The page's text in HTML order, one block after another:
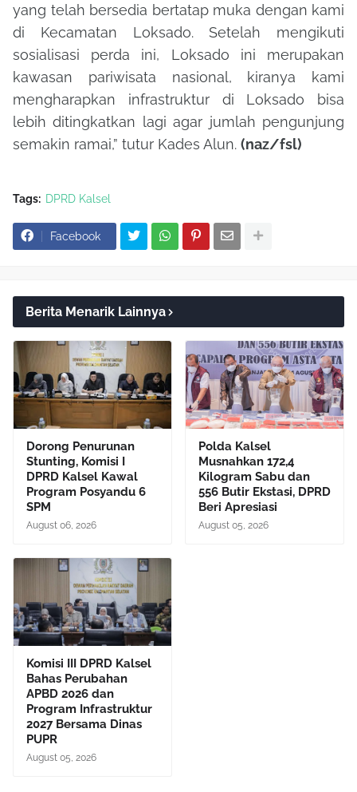
yang telah bersedia bertatap muka dengan kami
di Kecamatan Loksado. Setelah mengikuti
sosialisasi perda ini, Loksado ini merupakan
kawasan pariwisata nasional, kiranya kami
mengharapkan infrastruktur di Loksado bisa
lebih ditingkatkan lagi agar jumlah pengunjung
semakin ramai,” tutur Kades Alun. (naz/fsl)
Tags: DPRD Kalsel
Facebook
Berita Menarik Lainnya
Dorong Penurunan
Stunting, Komisi I
DPRD Kalsel Kawal
Program Posyandu 6
SPM
August 06, 2026
Polda Kalsel
Musnahkan 172,4
Kilogram Sabu dan
556 Butir Ekstasi, DPRD
Beri Apresiasi
August 05, 2026
Komisi III DPRD Kalsel
Bahas Perubahan
APBD 2026 dan
Program Infrastruktur
2027 Bersama Dinas
PUPR
August 05, 2026